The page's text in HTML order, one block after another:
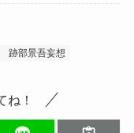
跡部景吾妄想
ね！